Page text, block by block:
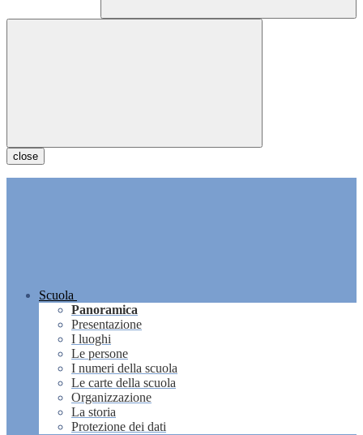
close
Scuola
Panoramica
Presentazione
I luoghi
Le persone
I numeri della scuola
Le carte della scuola
Organizzazione
La storia
Protezione dei dati